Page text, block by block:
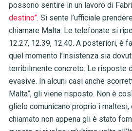
possono sentire in un lavoro di
destino”. Si sente l’ufficiale
chiamare Malta. Le telefonate si
12.27, 12.39, 12.40. A posteriori, è
quel momento l’insistenza sia
terribilmente concreto. Le risposte
evasive. In alcuni casi anche
Malta”, gli viene risposto. Non è
glielo comunicano proprio i maltesi,
chiamato non appena gli è stato